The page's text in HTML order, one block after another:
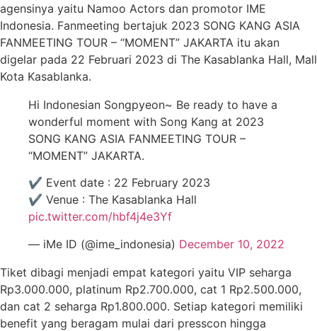
agensinya yaitu Namoo Actors dan promotor IME
Indonesia. Fanmeeting bertajuk 2023 SONG KANG ASIA
FANMEETING TOUR – “MOMENT” JAKARTA itu akan
digelar pada 22 Februari 2023 di The Kasablanka Hall, Mall
Kota Kasablanka.
Hi Indonesian Songpyeon~ Be ready to have a
wonderful moment with Song Kang at 2023
SONG KANG ASIA FANMEETING TOUR –
“MOMENT” JAKARTA.
✔ Event date : 22 February 2023
✔ Venue : The Kasablanka Hall
pic.twitter.com/hbf4j4e3Yf
— iMe ID (@ime_indonesia) December 10, 2022
Tiket dibagi menjadi empat kategori yaitu VIP seharga
Rp3.000.000, platinum Rp2.700.000, cat 1 Rp2.500.000,
dan cat 2 seharga Rp1.800.000. Setiap kategori memiliki
benefit yang beragam mulai dari presscon hingga